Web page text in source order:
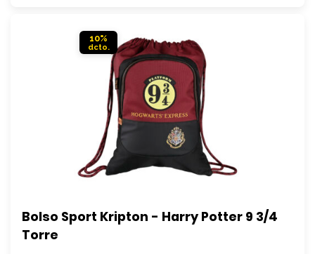
10%
Bolso Sport Kripton - Harry Potter 9 3/4
Torre